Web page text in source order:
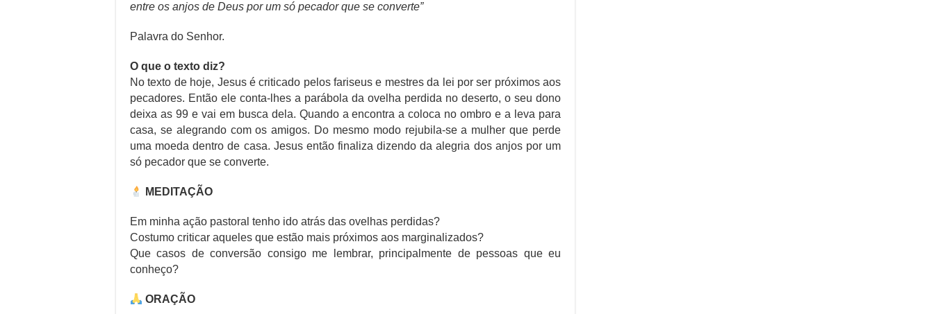
entre os anjos de Deus por um só pecador que se converte”
Palavra do Senhor.
O que o texto diz?
No texto de hoje, Jesus é criticado pelos fariseus e mestres da lei por ser próximos aos
pecadores. Então ele conta-lhes a parábola da ovelha perdida no deserto, o seu dono
deixa as 99 e vai em busca dela. Quando a encontra a coloca no ombro e a leva para
casa, se alegrando com os amigos. Do mesmo modo rejubila-se a mulher que perde
uma moeda dentro de casa. Jesus então finaliza dizendo da alegria dos anjos por um
só pecador que se converte.
MEDITAÇÃO
Em minha ação pastoral tenho ido atrás das ovelhas perdidas?
Costumo criticar aqueles que estão mais próximos aos marginalizados?
Que casos de conversão consigo me lembrar, principalmente de pessoas que eu
conheço?
ORAÇÃO